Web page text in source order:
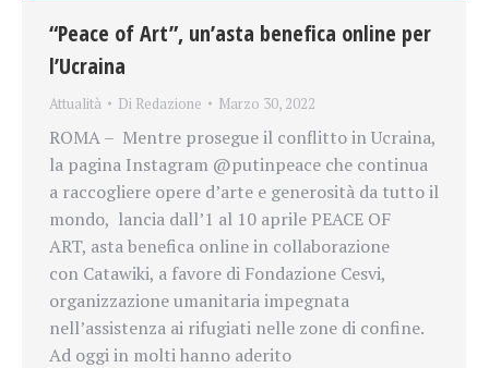
“Peace of Art”, un’asta benefica online per
l’Ucraina
Attualità Di Redazione Marzo 30, 2022
ROMA – Mentre prosegue il conflitto in Ucraina,
la pagina Instagram @putinpeace che continua
a raccogliere opere d’arte e generosità da tutto il
mondo, lancia dall’1 al 10 aprile PEACE OF
ART, asta benefica online in collaborazione
con Catawiki, a favore di Fondazione Cesvi,
organizzazione umanitaria impegnata
nell’assistenza ai rifugiati nelle zone di confine.
Ad oggi in molti hanno aderito